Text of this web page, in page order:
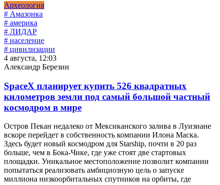
Археология
# Амазонка
# америка
# ЛИДАР
# население
# цивилизации
4 августа, 12:03
Александр Березин
SpaceX планирует купить 526 квадратных
километров земли под самый большой частный
космодром в мире
Остров Пекан недалеко от Мексиканского залива в Луизиане
вскоре перейдет в собственность компании Илона Маска.
Здесь будет новый космодром для Starship, почти в 20 раз
больше, чем в Бока-Чике, где уже стоят две стартовых
площадки. Уникальное местоположение позволит компании
попытаться реализовать амбициозную цель о запуске
миллиона низкоорбитальных спутников на орбиты, где